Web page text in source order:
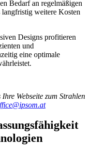
Bedarf an regelmäßigen
langfristig weitere Kosten
Designs profitieren
und
eine optimale
Webseite zum Strahlen